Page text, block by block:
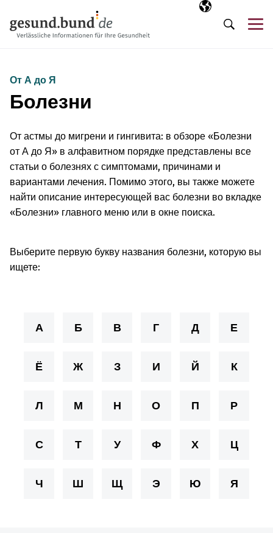
Выбранный
RU
Поиск
От А до Я
Болезни
От астмы до мигрени и гингивита: в обзоре «Болезни
от А до Я» в алфавитном порядке представлены все
статьи о болезнях с симптомами, причинами и
вариантами лечения. Помимо этого, вы также можете
найти описание интересующей вас болезни во вкладке
«Болезни» главного меню или в окне поиска.
Выберите первую букву названия болезни, которую вы
ищете:
А Б В Г Д Е
Ё Ж З И Й К
Л М Н О П Р
С Т У Ф Х Ц
Ч Ш Щ Э Ю Я